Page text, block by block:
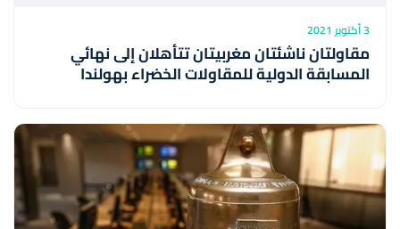
3 أكتوبر 2021
مقاولتان ناشئتان مغربيتان تتأهلان إلى نهائي
المسابقة الدولية للمقاولات الخضراء بهولندا